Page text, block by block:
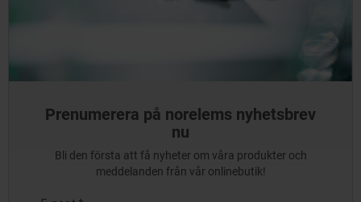
Prenumerera på norelems nyhetsbrev
nu
Bli den första att få nyheter om våra produkter och
meddelanden från vår onlinebutik!